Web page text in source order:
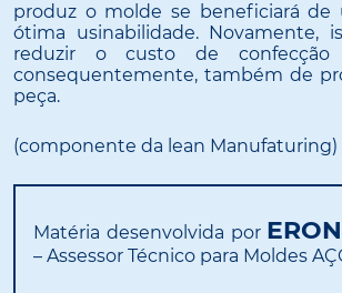
produz o molde se beneficiará de
ótima usinabilidade. Novamente,
reduzir o custo de
consequentemente, também de
peça.
(componente da lean Manufaturing)
Matéria desenvolvida por
– Assessor Técnico para Moldes